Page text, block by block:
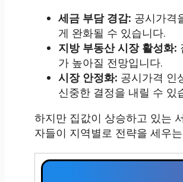
세금 부담 경감: 공시가격
게 완화될 수 있습니다.
지방 부동산 시장 활성화:
가 높아질 전망입니다.
시장 안정화: 공시가격 인
신중한 결정을 내릴 수 있
하지만 집값이 상승하고 있는
자들이 지역별로 전략을 세우